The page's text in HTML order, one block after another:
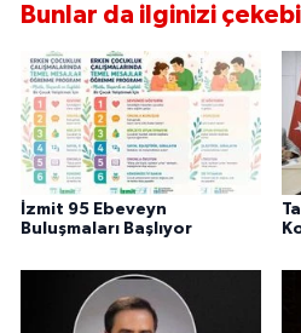
Bunlar da ilginizi
İzmit 95 Ebeveyn
Buluşmaları Başlıyor